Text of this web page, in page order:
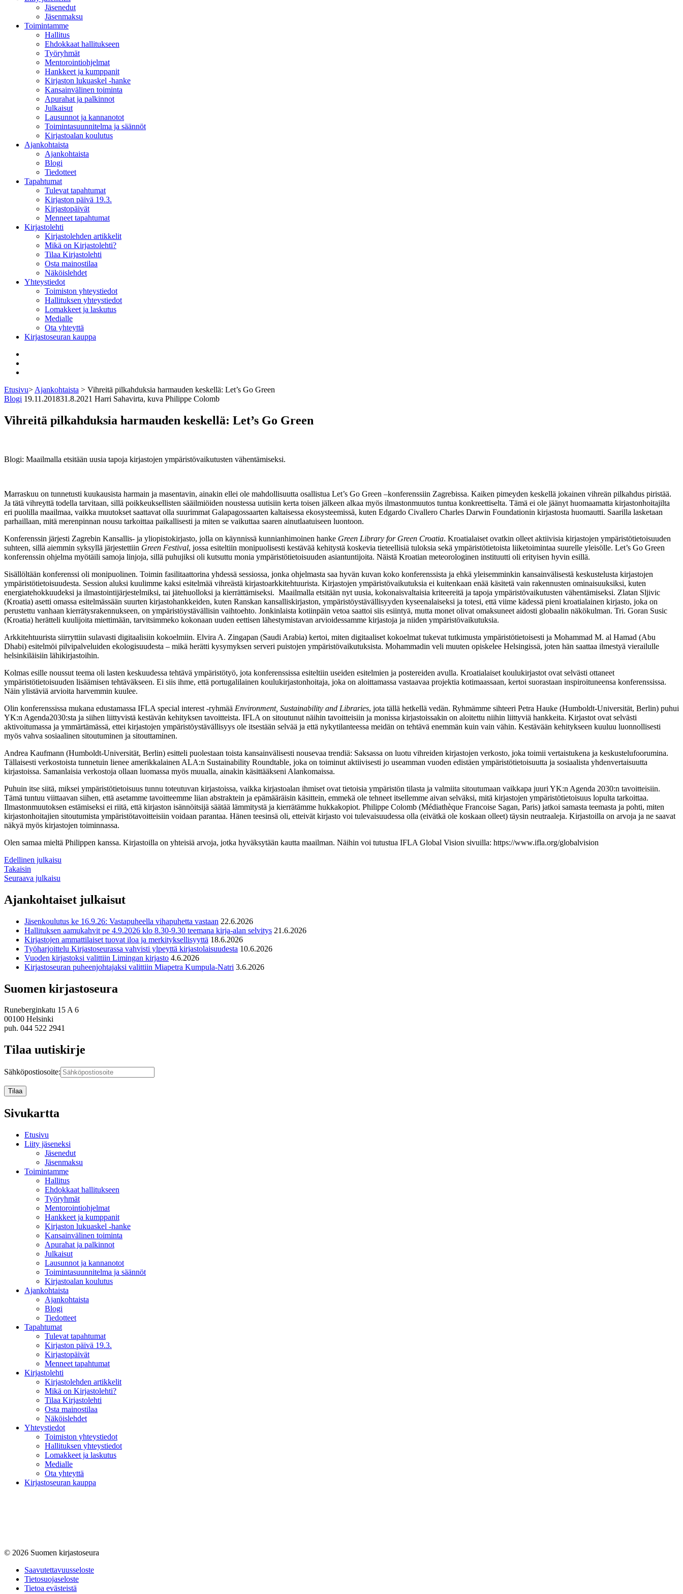
Jäsenedut
Jäsenmaksu
Toimintamme
Hallitus
Ehdokkaat hallitukseen
Työryhmät
Mentorointi­ohjelmat
Hankkeet ja kumppanit
Kirjaston lukuaskel -hanke
Kansainvälinen toiminta
Apurahat ja palkinnot
Julkaisut
Lausunnot ja kannanotot
Toimintasuunnitelma ja säännöt
Kirjastoalan koulutus
Ajankohtaista
Ajankohtaista
Blogi
Tiedotteet
Tapahtumat
Tulevat tapahtumat
Kirjaston päivä 19.3.
Kirjastopäivät
Menneet tapahtumat
Kirjastolehti
Kirjastolehden artikkelit
Mikä on Kirjastolehti?
Tilaa Kirjastolehti
Osta mainostilaa
Näköislehdet
Yhteystiedot
Toimiston yhteystiedot
Hallituksen yhteystiedot
Lomakkeet ja laskutus
Medialle
Ota yhteyttä
Kirjastoseuran kauppa
Etusivu> Ajankohtaista > Vihreitä pilkahduksia harmauden keskellä: Let’s Go Green
Blogi 19.11.201831.8.2021 Harri Sahavirta, kuva Philippe Colomb
Vihreitä pilkahduksia harmauden keskellä: Let’s Go Green
Blogi: Maailmalla etsitään uusia tapoja kirjastojen ympäristövaikutusten vähentämiseksi.
Marraskuu on tunnetusti kuukausista harmain ja masentavin, ainakin ellei ole mahdollisuutta osallistua Let’s Go Green –konferenssiin Zagrebissa. Kaiken pimeyden keskellä jokainen vihreän pilkahdus piristää.
Ja tätä vihreyttä todella tarvitaan, sillä poikkeuksellisten sääilmiöiden noustessa uutisiin kerta toisen jälkeen alkaa myös ilmastonmuutos tuntua konkreettiselta. Tämä ei ole jäänyt huomaamatta kirjastonhoitajilta
eri puolilla maailmaa, vaikka muutokset saattavat olla suurimmat Galapagossaarten kaltaisessa ekosysteemissä, kuten Edgardo Civallero Charles Darwin Foundationin kirjastosta huomautti. Saarilla lasketaan
parhaillaan, mitä merenpinnan nousu tarkoittaa paikallisesti ja miten se vaikuttaa saaren ainutlaatuiseen luontoon.
Konferenssin järjesti Zagrebin Kansallis- ja yliopistokirjasto, jolla on käynnissä kunnianhimoinen hanke Green Library for Green Croatia. Kroatialaiset ovatkin olleet aktiivisia kirjastojen ympäristötietoisuuden
suhteen, sillä aiemmin syksyllä järjestettiin Green Festival, jossa esiteltiin monipuolisesti kestävää kehitystä koskevia tieteellisiä tuloksia sekä ympäristötietoista liiketoimintaa suurelle yleisölle. Let’s Go Green
konferenssin ohjelma myötäili samoja linjoja, sillä puhujiksi oli kutsuttu monia ympäristötietoisuuden asiantuntijoita. Näistä Kroatian meteorologinen instituutti oli erityisen hyvin esillä.
Sisällöltään konferenssi oli monipuolinen. Toimin fasilitaattorina yhdessä sessiossa, jonka ohjelmasta saa hyvän kuvan koko konferenssista ja ehkä yleisemminkin kansainvälisestä keskustelusta kirjastojen
ympäristötietoisuudesta. Session aluksi kuulimme kaksi esitelmää vihreästä kirjastoarkkitehtuurista. Kirjastojen ympäristövaikutuksia ei kuitenkaan enää käsitetä vain rakennusten ominaisuuksiksi, kuten
energiatehokkuudeksi ja ilmastointijärjestelmiksi, tai jätehuolloksi ja kierrättämiseksi. Maailmalla etsitään nyt uusia, kokonaisvaltaisia kriteereitä ja tapoja ympäristövaikutusten vähentämiseksi. Zlatan Sljivic
(Kroatia) asetti omassa esitelmässään suurten kirjastohankkeiden, kuten Ranskan kansalliskirjaston, ympäristöystävällisyyden kyseenalaiseksi ja totesi, että viime kädessä pieni kroatialainen kirjasto, joka on
perustettu vanhaan kierrätysrakennukseen, on ympäristöystävällisin vaihtoehto. Jonkinlaista kotiinpäin vetoa saattoi siis esiintyä, mutta monet olivat omaksuneet aidosti globaalin näkökulman. Tri. Goran Susic
(Kroatia) herätteli kuulijoita miettimään, tarvitsimmeko kokonaan uuden eettisen lähestymistavan arvioidessamme kirjastoja ja niiden ympäristövaikutuksia.
Arkkitehtuurista siirryttiin sulavasti digitaalisiin kokoelmiin. Elvira A. Zingapan (Saudi Arabia) kertoi, miten digitaaliset kokoelmat tukevat tutkimusta ympäristötietoisesti ja Mohammad M. al Hamad (Abu
Dhabi) esitelmöi pilvipalveluiden ekologisuudesta – mikä herätti kysymyksen serveri puistojen ympäristövaikutuksista. Mohammadin veli muuten opiskelee Helsingissä, joten hän saattaa ilmestyä vierailulle
helsinkiläisiin lähikirjastoihin.
Kolmas esille noussut teema oli lasten keskuudessa tehtävä ympäristötyö, jota konferenssissa esiteltiin useiden esitelmien ja postereiden avulla. Kroatialaiset koulukirjastot ovat selvästi ottaneet
ympäristötietoisuuden lisäämisen tehtäväkseen. Ei siis ihme, että portugalilainen koulukirjastonhoitaja, joka on aloittamassa vastaavaa projektia kotimaassaan, kertoi suorastaan inspiroituneensa konferenssissa.
Näin ylistäviä arvioita harvemmin kuulee.
Olin konferenssissa mukana edustamassa IFLA special interest -ryhmää Environment, Sustainability and Libraries, jota tällä hetkellä vedän. Ryhmämme sihteeri Petra Hauke (Humboldt-Universität, Berlin) puhui
YK:n Agenda2030:sta ja siihen liittyvistä kestävän kehityksen tavoitteista. IFLA on sitoutunut näihin tavoitteisiin ja monissa kirjastoissakin on aloitettu niihin liittyviä hankkeita. Kirjastot ovat selvästi
aktivoitumassa ja ymmärtämässä, ettei kirjastojen ympäristöystävällisyys ole itsestään selvää ja että nykytilanteessa meidän on tehtävä enemmän kuin vain vähin. Kestävään kehitykseen kuuluu luonnollisesti
myös vahva sosiaalinen sitoutuminen ja sitouttaminen.
Andrea Kaufmann (Humboldt-Universität, Berlin) esitteli puolestaan toista kansainvälisesti nousevaa trendiä: Saksassa on luotu vihreiden kirjastojen verkosto, joka toimii vertaistukena ja keskustelufoorumina.
Tällaisesti verkostoista tunnetuin lienee amerikkalainen ALA:n Sustainability Roundtable, joka on toiminut aktiivisesti jo useamman vuoden edistäen ympäristötietoisuutta ja sosiaalista yhdenvertaisuutta
kirjastoissa. Samanlaisia verkostoja ollaan luomassa myös muualla, ainakin käsittääkseni Alankomaissa.
Puhuin itse siitä, miksei ympäristötietoisuus tunnu toteutuvan kirjastoissa, vaikka kirjastoalan ihmiset ovat tietoisia ympäristön tilasta ja valmiita sitoutumaan vaikkapa juuri YK:n Agenda 2030:n tavoitteisiin.
Tämä tuntuu viittaavan siihen, että asetamme tavoitteemme liian abstraktein ja epämääräisin käsittein, emmekä ole tehneet itsellemme aivan selväksi, mitä kirjastojen ympäristötietoisuus lopulta tarkoittaa.
Ilmastonmuutoksen estämiseksi ei riitä, että kirjaston isännöitsijä säätää lämmitystä ja kierrätämme hukkakopiot. Philippe Colomb (Médiathèque Francoise Sagan, Paris) jatkoi samasta teemasta ja pohti, miten
kirjastonhoitajien sitoutumista ympäristötavoitteisiin voidaan parantaa. Hänen teesinsä oli, etteivät kirjasto voi tulevaisuudessa olla (eivätkä ole koskaan olleet) täysin neutraaleja. Kirjastoilla on arvoja ja ne saavat
näkyä myös kirjastojen toiminnassa.
Olen samaa mieltä Philippen kanssa. Kirjastoilla on yhteisiä arvoja, jotka hyväksytään kautta maailman. Näihin voi tutustua IFLA Global Vision sivuilla: https://www.ifla.org/globalvision
Edellinen julkaisu
Takaisin
Seuraava julkaisu
Ajankohtaiset julkaisut
Jäsenkoulutus ke 16.9.26: Vastapuheella vihapuhetta vastaan 22.6.2026
Hallituksen aamukahvit pe 4.9.2026 klo 8.30-9.30 teemana kirja-alan selvitys 21.6.2026
Kirjastojen ammattilaiset tuovat iloa ja merkityksellisyyttä 18.6.2026
Työharjoittelu Kirjastoseurassa vahvisti ylpeyttä kirjastolaisuudesta 10.6.2026
Vuoden kirjastoksi valittiin Limingan kirjasto 4.6.2026
Kirjastoseuran puheenjohtajaksi valittiin Miapetra Kumpula-Natri 3.6.2026
Suomen kirjastoseura
Runeberginkatu 15 A 6
00100 Helsinki
puh. 044 522 2941
Tilaa uutiskirje
Sähköpostiosoite:
Sivukartta
Etusivu
Liity jäseneksi
Jäsenedut
Jäsenmaksu
Toimintamme
Hallitus
Ehdokkaat hallitukseen
Työryhmät
Mentorointi­ohjelmat
Hankkeet ja kumppanit
Kirjaston lukuaskel -hanke
Kansainvälinen toiminta
Apurahat ja palkinnot
Julkaisut
Lausunnot ja kannanotot
Toimintasuunnitelma ja säännöt
Kirjastoalan koulutus
Ajankohtaista
Ajankohtaista
Blogi
Tiedotteet
Tapahtumat
Tulevat tapahtumat
Kirjaston päivä 19.3.
Kirjastopäivät
Menneet tapahtumat
Kirjastolehti
Kirjastolehden artikkelit
Mikä on Kirjastolehti?
Tilaa Kirjastolehti
Osta mainostilaa
Näköislehdet
Yhteystiedot
Toimiston yhteystiedot
Hallituksen yhteystiedot
Lomakkeet ja laskutus
Medialle
Ota yhteyttä
Kirjastoseuran kauppa
© 2026 Suomen kirjastoseura
Saavutettavuus­seloste
Tietosuojaseloste
Tietoa evästeistä